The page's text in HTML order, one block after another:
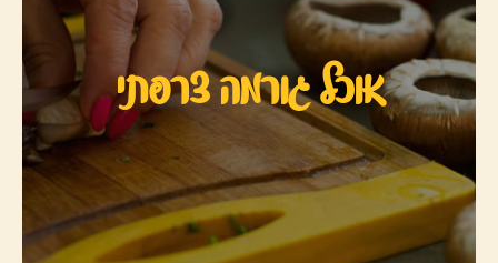
אוכל גורמה צרפתי
אוכל גורמה צרפתי
היכנסו לאוכל הגורמה הצרפתי ונסו את מבחר המתכונים
שהכנתי במיוחד בשבילכם
למתכונים